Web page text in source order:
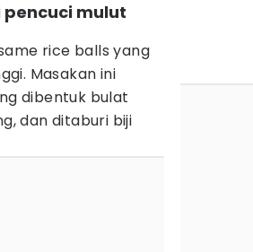
pencuci mulut
rice balls yang
Masakan ini
dibentuk bulat
dan ditaburi biji